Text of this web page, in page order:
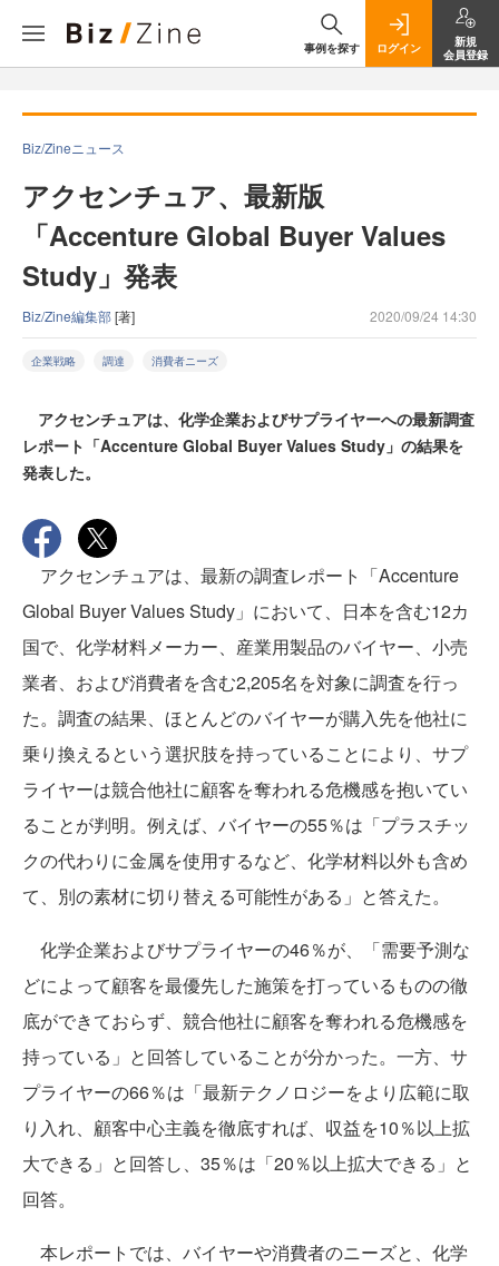
事例を探す ログイン
新規
会員登録
Biz/Zineニュース
アクセンチュア、最新版
「Accenture Global Buyer Values
Study」発表
Biz/Zine編集部[著] 2020/09/24 14:30
企業戦略 調達 消費者ニーズ
アクセンチュアは、化学企業およびサプライヤーへの最新調査
レポート「Accenture Global Buyer Values Study」の結果を
発表した。
アクセンチュアは、最新の調査レポート「Accenture
Global Buyer Values Study」において、日本を含む12カ
国で、化学材料メーカー、産業用製品のバイヤー、小売
業者、および消費者を含む2,205名を対象に調査を行っ
た。調査の結果、ほとんどのバイヤーが購入先を他社に
乗り換えるという選択肢を持っていることにより、サプ
ライヤーは競合他社に顧客を奪われる危機感を抱いてい
ることが判明。例えば、バイヤーの55％は「プラスチッ
クの代わりに金属を使用するなど、化学材料以外も含め
て、別の素材に切り替える可能性がある」と答えた。
化学企業およびサプライヤーの46％が、「需要予測な
どによって顧客を最優先した施策を打っているものの徹
底ができておらず、競合他社に顧客を奪われる危機感を
持っている」と回答していることが分かった。一方、サ
プライヤーの66％は「最新テクノロジーをより広範に取
り入れ、顧客中心主義を徹底すれば、収益を10％以上拡
大できる」と回答し、35％は「20％以上拡大できる」と
回答。
本レポートでは、バイヤーや消費者のニーズと、化学